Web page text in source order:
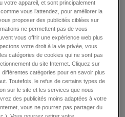
nous gérons tout !
sur le recrutement de
contrôlez et
que vous recrutez,
la gestion
appareil, et sont principalement
vous l’attendez, pour améliorer la
proposer des publicités ciblées sur
ne permettent pas de vous
vous offrir une expérience web plus
votre droit à la vie privée, vous
catégories de cookies qui ne sont pas
du site Internet. Cliquez sur
catégories pour en savoir plus
Toutefois, le refus de certains types de
sur le site et les services que nous
des publicités moins adaptées à votre
vous ne pourrez pas partager du